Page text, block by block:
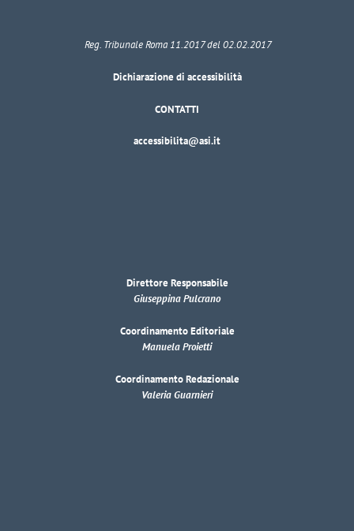
Reg. Tribunale Roma 11.2017 del 02.02.2017
Dichiarazione di accessibilità
CONTATTI
accessibilita@asi.it
Direttore Responsabile
Giuseppina Pulcrano
Coordinamento Editoriale
Manuela Proietti
Coordinamento Redazionale
Valeria Guarnieri